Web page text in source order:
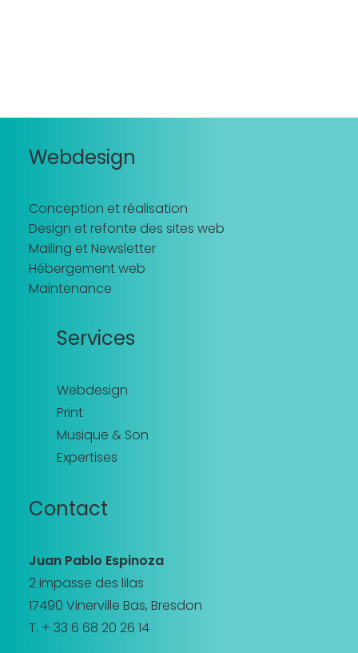
Webdesign
Conception et réalisation
Design et refonte des sites web
Mailing et Newsletter
Hébergement web
Maintenance
Services
Webdesign
Print
Musique & Son
Expertises
Contact
Juan Pablo Espinoza
2 impasse des lilas
17490 Vinerville Bas, Bresdon
T. + 33 6 68 20 26 14